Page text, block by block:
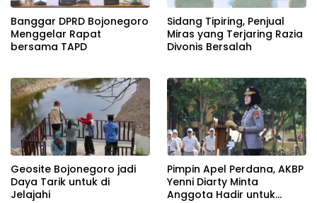
Banggar DPRD Bojonegoro
Menggelar Rapat
bersama TAPD
Sidang Tipiring, Penjual
Miras yang Terjaring Razia
Divonis Bersalah
Geosite Bojonegoro jadi
Daya Tarik untuk di
Jelajahi
Pimpin Apel Perdana, AKBP
Yenni Diarty Minta
Anggota Hadir untuk